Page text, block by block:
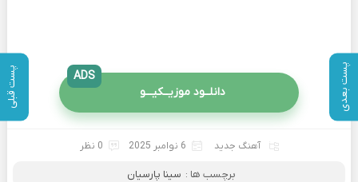
پست بعدی پست قبلی دانلــود موزیــکیـــو
ADS
آهنگ جدید 6 نوامبر 2025 0 نظر
برچسب ها : سینا پارسیان